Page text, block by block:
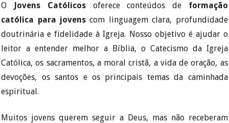
O Jovens Católicosoferece conteúdos de formação
católica para jovens com linguagem clara, profundidade
doutrinária e fidelidade à Igreja. Nosso objetivo é ajudar o
leitor a entender melhor a Bíblia, o Catecismo da Igreja
Católica, os sacramentos, a moral cristã, a vida de oração, as
devoções, os santos e os principais temas da caminhada
espiritual.
Muitos jovens querem seguir a Deus, mas não receberam